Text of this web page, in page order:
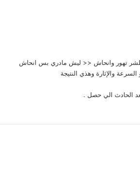
تهور وانحاش << ليش مادري بس انحاش
والإثارة وهذي النتيجة
الحادث الي حصل .